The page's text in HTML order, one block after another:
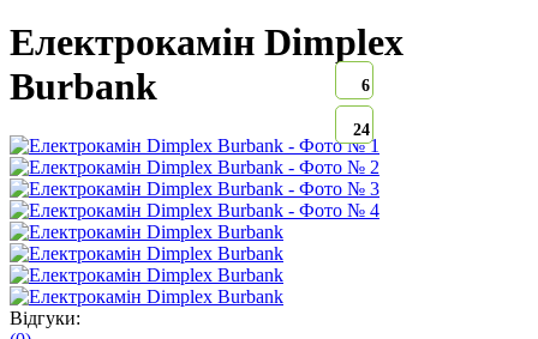
Електрокамін Dimplex
Burbank
6
24
Відгуки: